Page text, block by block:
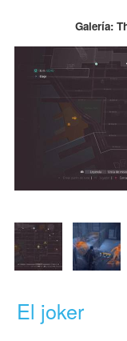
Galería:
El joker